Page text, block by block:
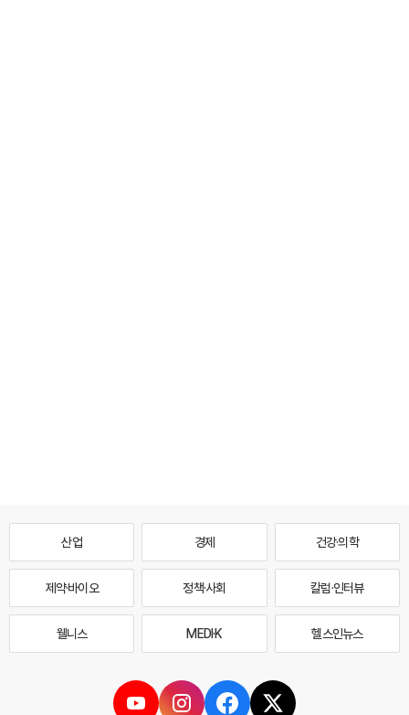
산업 경제 건강·의학
제약·바이오 정책·사회 칼럼·인터뷰
웰니스 MEDI·K 헬스인뉴스